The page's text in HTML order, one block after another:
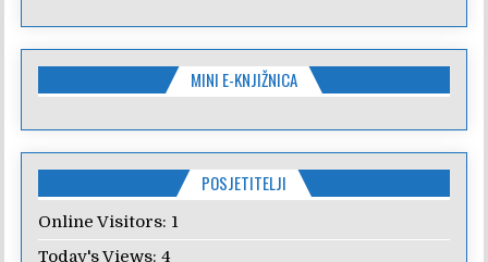
MINI E-KNJIŽNICA
POSJETITELJI
Online Visitors: 1
Today's Views:4